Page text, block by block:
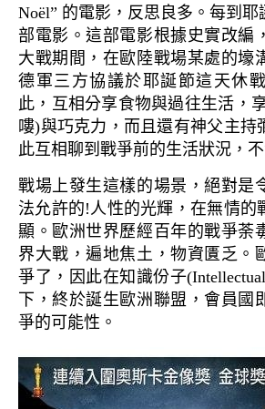
Noël” 的電影，反思良多。每到
部電影。這部電影根據史實改編
大戰期間，在歐陸戰場某處的壕
德軍三方協議於耶誕節這天休
此，互相分享食物與過往生活，
嘍)與巧克力，而且還有神父主持
此互相聊到戰爭前的生活狀況，
戰場上發生這樣的場景，絕對是
法允許的!人性的光輝，在無情的
顯。歐洲世界歷經百年的戰爭荼
界大戰，遍地焦土，物資匱乏。
爭了，因此在知識份子
下，終於誕生歐洲聯盟，會員國
爭的可能性。